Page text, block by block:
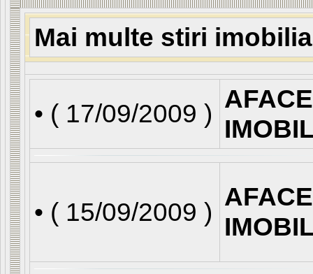
Mai multe stiri
• ( 17/09/2009 )
• ( 15/09/2009 )